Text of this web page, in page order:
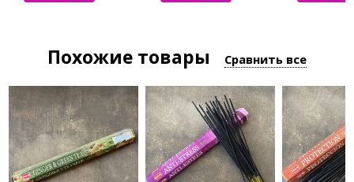
Похожие товары Сравнить все